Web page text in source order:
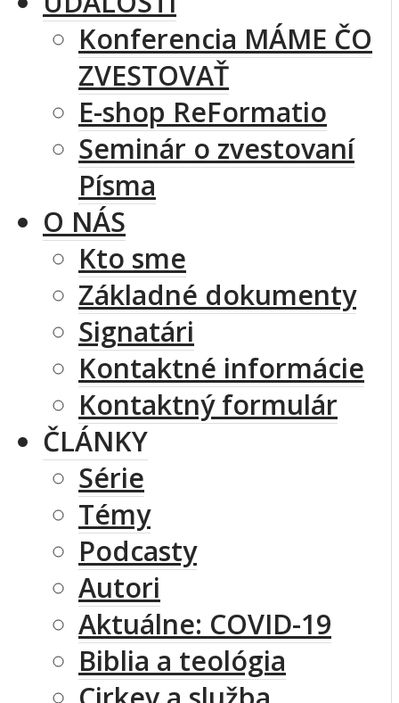
Konferencia MÁME ČO
ZVESTOVAŤ
E-shop ReFormatio
Seminár o zvestovaní
Písma
O NÁS
Kto sme
Základné dokumenty
Signatári
Kontaktné informácie
Kontaktný formulár
ČLÁNKY
Série
Témy
Podcasty
Autori
Aktuálne: COVID-19
Biblia a teológia